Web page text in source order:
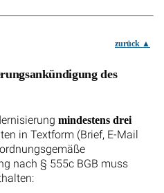
zurück
des
mindestens drei
in Textform (Brief, E-Mail
nach § 555c BGB muss